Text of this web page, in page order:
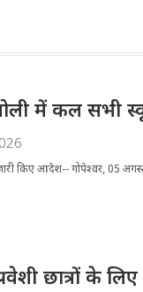
में कल सभी
किए आदेश-- गोपेश्वर, 05
छात्रों के